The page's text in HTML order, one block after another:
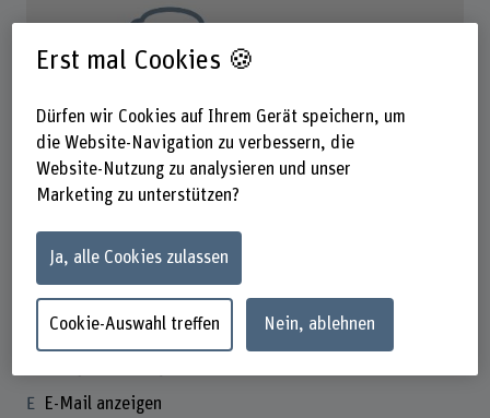
Wissenschaftliche Mitarbeiterin
Kontakt
E-Mail anzeigen
Erst mal Cookies 🍪
Dürfen wir Cookies auf Ihrem Gerät speichern, um
die Website-Navigation zu verbessern, die
Website-Nutzung zu analysieren und unser
Marketing zu unterstützen?
Ja, alle Cookies zulassen
Cookie-Auswahl treffen Nein, ablehnen